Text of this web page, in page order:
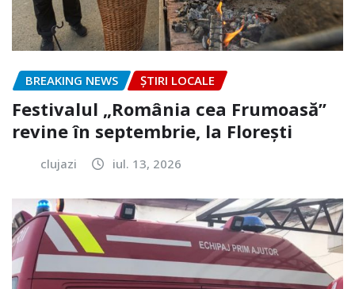
BREAKING NEWS ȘTIRI LOCALE
Festivalul „România cea Frumoasă”
revine în septembrie, la Florești
clujazi iul. 13, 2026